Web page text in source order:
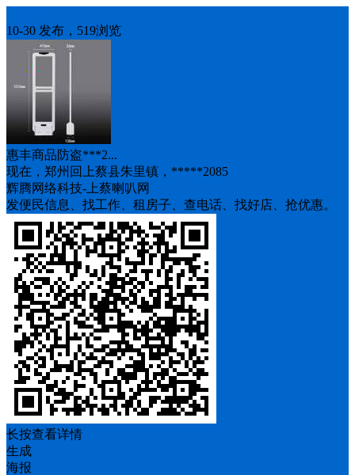
10-30 发布，519浏览
惠丰商品防盗***2...
现在，郑州回上蔡县朱里镇，*****2085
辉腾网络科技-上蔡喇叭网
发便民信息、找工作、租房子、查电话、找好店、抢优惠。
长按查看详情
生成
海报